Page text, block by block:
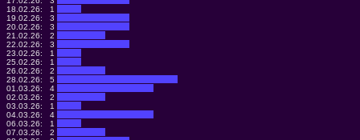
18.02.26:
1
19.02.26:
3
20.02.26:
3
21.02.26:
2
22.02.26:
3
23.02.26:
1
25.02.26:
1
26.02.26:
2
28.02.26:
5
01.03.26:
4
02.03.26:
2
03.03.26:
1
04.03.26:
4
06.03.26:
1
07.03.26:
2